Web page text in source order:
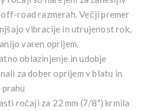
road razmerah. Večji premer
vibracije in utrujenost rok,
varen oprijem.
oblazinjenje in udobje
za dober oprijem v blatu in
prahu
ročaji za 22 mm (7/8") krmila